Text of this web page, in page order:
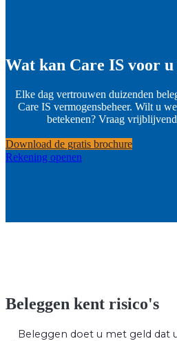
Wat kan Care IS voor u
Elke dag vertrouwen duizenden
Care IS vermogensbeheer. Wilt u
betekenen? Vraag
Download de gratis brochure
Rekening openen
Beleggen kent risico's
Beleggen doet u met geld dat